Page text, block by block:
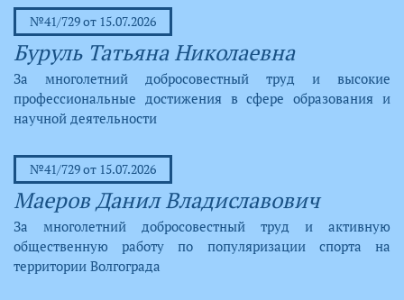
№41/729 от 15.07.2026
Буруль Татьяна Николаевна
За многолетний добросовестный труд и высокие
профессиональные достижения в сфере образования и
научной деятельности
№41/729 от 15.07.2026
Маеров Данил Владиславович
За многолетний добросовестный труд и активную
общественную работу по популяризации спорта на
территории Волгограда